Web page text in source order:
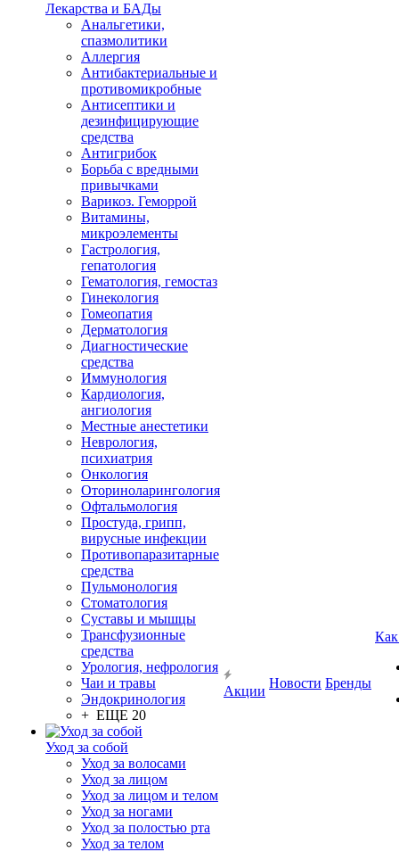
Лекарства и БАДы
Анальгетики,
спазмолитики
Аллергия
Антибактериальные и
противомикробные
Антисептики и
дезинфицирующие
средства
Антигрибок
Борьба с вредными
привычками
Варикоз. Геморрой
Витамины,
микроэлементы
Гастрология,
гепатология
Гематология, гемостаз
Гинекология
Гомеопатия
Дерматология
Диагностические
средства
Иммунология
Кардиология,
ангиология
Местные анестетики
Неврология,
психиатрия
Онкология
Оториноларингология
Офтальмология
Простуда, грипп,
вирусные инфекции
Противопаразитарные
средства
Пульмонология
Стоматология
Суставы и мышцы
Трансфузионные
средства
Урология, нефрология
Чаи и травы
Эндокринология
+ ЕЩЕ 20
Уход за собой
Уход за волосами
Уход за лицом
Уход за лицом и телом
Уход за ногами
Уход за полостью рта
Уход за телом
Акции
Новости Бренды